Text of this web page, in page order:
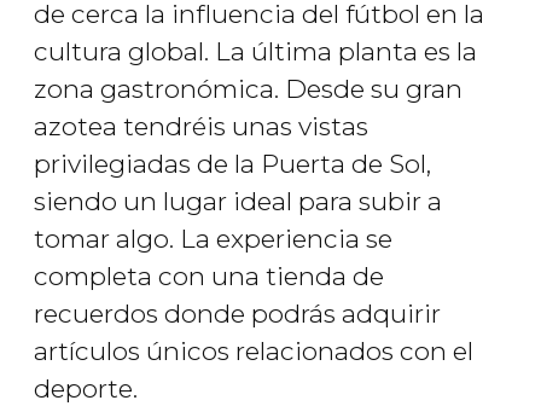
de cerca la influencia del fútbol en la
cultura global. La última planta es la
zona gastronómica. Desde su gran
azotea tendréis unas vistas
privilegiadas de la Puerta de Sol,
siendo un lugar ideal para subir a
tomar algo. La experiencia se
completa con una tienda de
recuerdos donde podrás adquirir
artículos únicos relacionados con el
deporte.